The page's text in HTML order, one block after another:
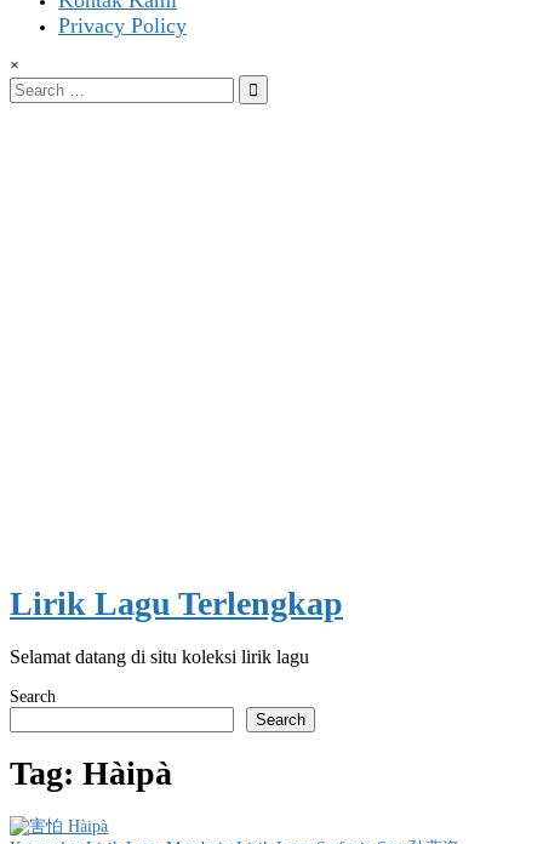
Privacy Policy
×
Search
for:
Lirik Lagu Terlengkap
Selamat datang di situ koleksi lirik lagu
Search
Search
Tag: Hàipà